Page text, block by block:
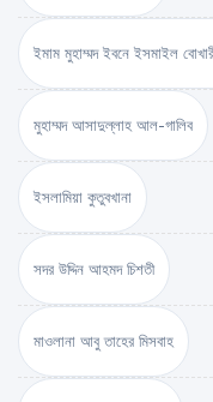
ইমাম মুহাম্মদ ইবনে ইসমাইল
মুহাম্মদ আসাদুল্লাহ আল-গালিব
ইসলামিয়া কুতুবখানা
সদর উদ্দিন আহমদ চিশতী
মাওলানা আবু তাহের মিসবাহ